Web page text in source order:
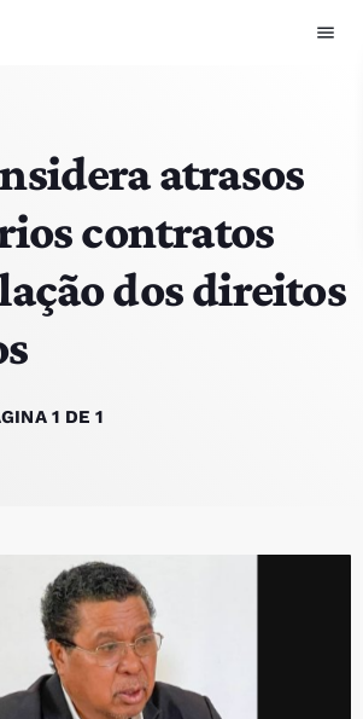
menu
atrasos
contratos
dos direitos
1 DE 1